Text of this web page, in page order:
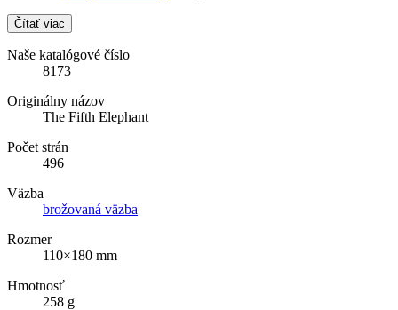
Čítať viac
Naše katalógové číslo
8173
Originálny názov
The Fifth Elephant
Počet strán
496
Väzba
brožovaná väzba
Rozmer
110×180 mm
Hmotnosť
258 g